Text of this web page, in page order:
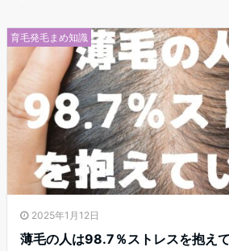
育毛発毛まめ知識
2025年1月12日
薄毛の人は98.7％ストレスを抱え